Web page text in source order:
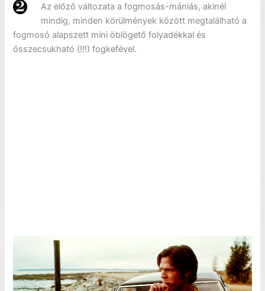
Az előző változata a fogmosás-mániás, akinél
mindig, minden körülmények között megtalálható a
fogmosó alapszett mini öblögető folyadékkal és
összecsukható (!!!) fogkefével.